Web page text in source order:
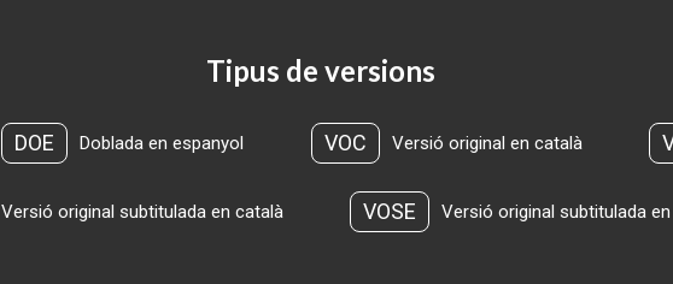
Tipus de versions
DOE Doblada en espanyol VOC Versió original en català
Versió original subtitulada en català VOSE Versió original subtitulada